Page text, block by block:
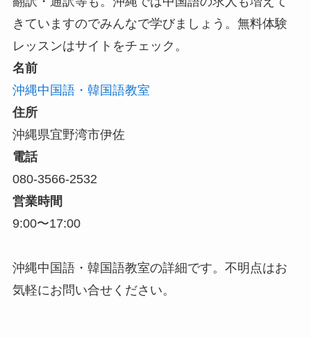
きていますのでみんなで学びましょう。無料体験
レッスンはサイトをチェック。
名前
沖縄中国語・韓国語教室
住所
沖縄県宜野湾市伊佐
電話
080-3566-2532
営業時間
9:00〜17:00
沖縄中国語・韓国語教室の詳細です。不明点はお
気軽にお問い合せください。